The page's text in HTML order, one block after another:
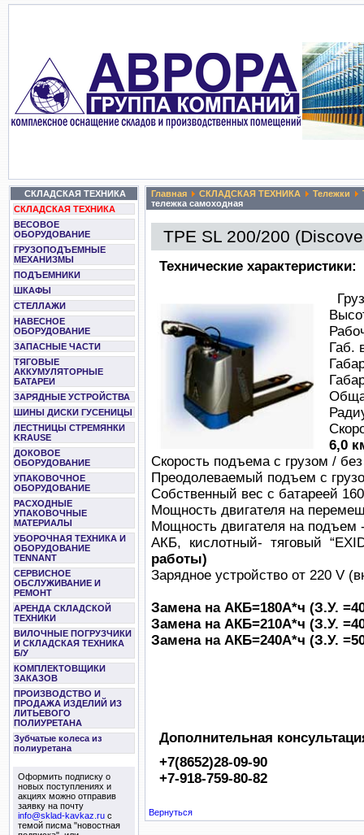
СКЛАДСКАЯ ТЕХНИКА
СКЛАДСКАЯ ТЕХНИКА
ВЕСОВОЕ
ОБОРУДОВАНИЕ
ГРУЗОПОДЪЕМНЫЕ
МЕХАНИЗМЫ
ПОДЪЕМНИКИ
ШКАФЫ
СТЕЛЛАЖИ
НАВЕСНОЕ
ОБОРУДОВАНИЕ
ЗАПАСНЫЕ ЧАСТИ
ТЯГОВЫЕ
АККУМУЛЯТОРНЫЕ
БАТАРЕИ
ЗАРЯДНЫЕ УСТРОЙСТВА
ШИНЫ ДИСКИ ГУСЕНИЦЫ
ЛЕСТНИЦЫ СТРЕМЯНКИ
KRAUSE
ДОКОВОЕ
ОБОРУДОВАНИЕ
УПАКОВОЧНОЕ
ОБОРУДОВАНИЕ
РАСХОДНЫЕ
УПАКОВОЧНЫЕ
МАТЕРИАЛЫ
УБОРОЧНАЯ ТЕХНИКА И
ОБОРУДОВАНИЕ
TENNANT
СЕРВИСНОЕ
ОБСЛУЖИВАНИЕ И
РЕМОНТ
АРЕНДА СКЛАДСКОЙ
ТЕХНИКИ
ВИЛОЧНЫЕ ПОГРУЗЧИКИ
И СКЛАДСКАЯ ТЕХНИКА
Б/У
КОМПЛЕКТОВЩИКИ
ЗАКАЗОВ
ПРОИЗВОДСТВО И
ПРОДАЖА ИЗДЕЛИЙ ИЗ
ЛИТЬЕВОГО
ПОЛИУРЕТАНА
Зубчатые колеса из
полиуретана
Оформить подписку о
новых поступлениях и
акциях можно отправив
заявку на почту
info@sklad-kavkaz.ruс
темой писма "новостная
Главная СКЛАДСКАЯ ТЕХНИКА Тележки
тележка самоходная
TPE SL 200/200
Технические характеристики:
Габ.
6,0
Скорость подъема с грузом /
Преодолеваемый подъем с
Собственный вес с батареей
Мощность двигателя на
Мощность двигателя на подъем
АКБ, кислотный- тяговый
работы)
Зарядное устройство от 220 V
Замена на АКБ=180А*ч (З.У.
Замена на АКБ=210А*ч (З.У.
Замена на АКБ=240А*ч (З.У.
Дополнительная
+7(8652)28-09-90
+7-918-759-80-82
Вернуться